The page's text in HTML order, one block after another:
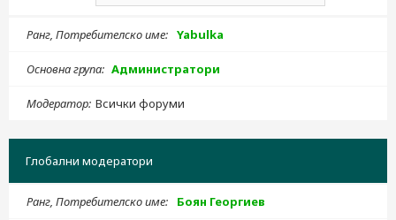
Ранг, Потребителско име Yabulka
Основна група Администратори
Модератор Всички форуми
Глобални модератори
Ранг, Потребителско име Боян Георгиев